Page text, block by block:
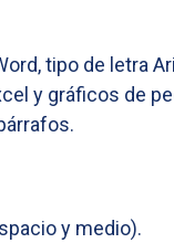
tipo de letra
y gráficos de
y medio).